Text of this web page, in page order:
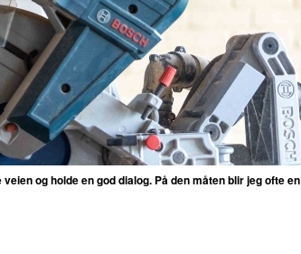
og holde en god dialog. På den måten blir jeg ofte en